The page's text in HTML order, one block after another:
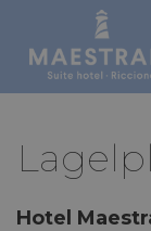
Hotel